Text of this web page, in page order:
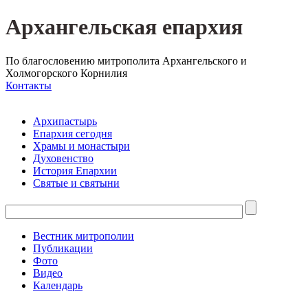
Архангельская епархия
По благословению митрополита Архангельского и
Холмогорского Корнилия
Контакты
Архипастырь
Епархия сегодня
Храмы и монастыри
Духовенство
История Епархии
Святые и святыни
Вестник митрополии
Публикации
Фото
Видео
Календарь